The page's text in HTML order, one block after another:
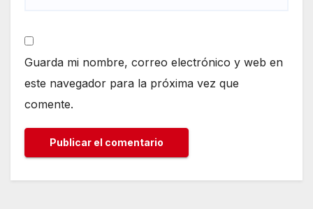
Guarda mi nombre, correo electrónico y web en
este navegador para la próxima vez que
comente.